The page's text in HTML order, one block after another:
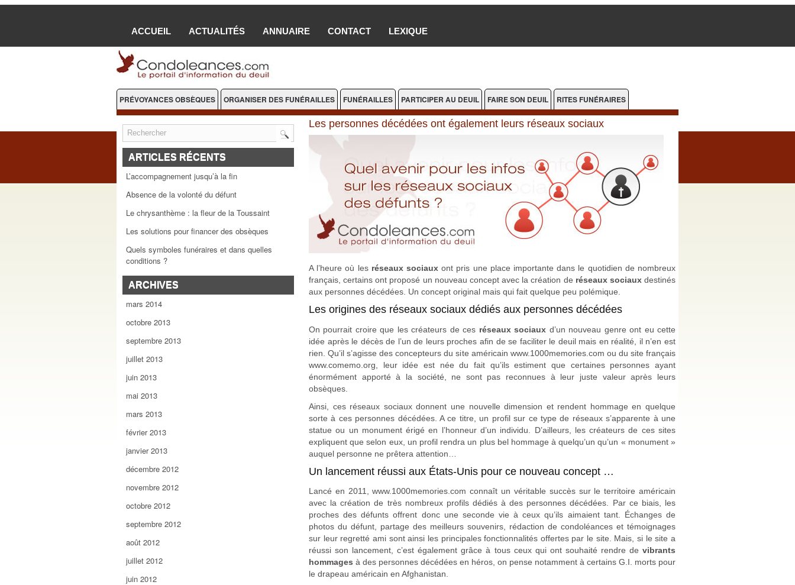
ACCUEIL ACTUALITÉS ANNUAIRE CONTACT LEXIQUE
PRÉVOYANCES OBSÈQUES ORGANISER DES FUNÉRAILLES FUNÉRAILLES PARTICIPER AU DEUIL FAIRE SON DEUIL
RITES FUNÉRAIRES
ARTICLES RÉCENTS
L’accompagnement jusqu’à la fin
Absence de la volonté du défunt
Le chrysanthème : la fleur de la Toussaint
Les solutions pour financer des obsèques
Quels symboles funéraires et dans quelles
conditions ?
ARCHIVES
mars 2014
octobre 2013
septembre 2013
juillet 2013
juin 2013
mai 2013
mars 2013
février 2013
janvier 2013
décembre 2012
novembre 2012
octobre 2012
septembre 2012
août 2012
juillet 2012
juin 2012
Les personnes décédées ont également leurs réseaux sociaux
A l’heure où les réseaux sociaux ont pris une place importante dans le quotidien de nombreux
français, certains ont proposé un nouveau concept avec la création de réseaux sociauxdestinés
aux personnes décédées. Un concept original mais qui fait quelque peu polémique.
Les origines des réseaux sociaux dédiés aux personnes décédées
On pourrait croire que les créateurs de ces réseaux sociaux d’un nouveau genre ont eu cette
idée après le décès de l’un de leurs proches afin de se faciliter le deuil mais en réalité, il n’en est
rien. Qu’il s’agisse des concepteurs du site américain www.1000memories.com ou du site français
www.comemo.org, leur idée est née du fait qu’ils estiment que certaines personnes ayant
énormément apporté à la société, ne sont pas reconnues à leur juste valeur après leurs
obsèques.
Ainsi, ces réseaux sociaux donnent une nouvelle dimension et rendent hommage en quelque
sorte à ces personnes décédées. A ce titre, un profil sur ce type de réseaux s’apparente à une
statue ou un monument érigé en l’honneur d’un individu. D’ailleurs, les créateurs de ces sites
expliquent que selon eux, un profil rendra un plus bel hommage à quelqu’un qu’un « monument »
auquel personne ne prêtera attention…
Un lancement réussi aux États-Unis pour ce nouveau concept …
Lancé en 2011, www.1000memories.com connaît un véritable succès sur le territoire américain
avec la création de très nombreux profils dédiés à des personnes décédées. Par ce biais, les
proches des défunts offrent donc une seconde vie à ceux qu’ils aimaient tant. Échanges de
photos du défunt, partage des meilleurs souvenirs, rédaction de condoléances et témoignages
sur leur regretté ami sont ainsi les principales fonctionnalités offertes par le site. Mais, si le site a
réussi son lancement, c’est également grâce à tous ceux qui ont souhaité rendre de vibrants
hommages à des personnes décédées en héros, on pense notamment à certains G.I. morts pour
le drapeau américain en Afghanistan.